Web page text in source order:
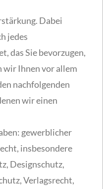
Dabei
jedes
das Sie bevorzugen,
wir Ihnen vor allem
nachfolgenden
wir einen
gewerblicher
insbesondere
Designschutz,
Verlagsrecht,